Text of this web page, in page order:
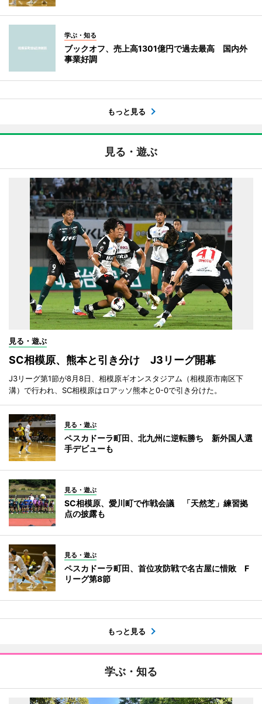
学ぶ・知る
ブックオフ、売上高1301億円で過去最高 国内外
事業好調
もっと見る
見る・遊ぶ
見る・遊ぶ
SC相模原、熊本と引き分け J3リーグ開幕
J3リーグ第1節が8月8日、相模原ギオンスタジアム（相模原市南区下
溝）で行われ、SC相模原はロアッソ熊本と0-0で引き分けた。
見る・遊ぶ
ペスカドーラ町田、北九州に逆転勝ち 新外国人選
手デビューも
見る・遊ぶ
SC相模原、愛川町で作戦会議 「天然芝」練習拠
点の披露も
見る・遊ぶ
ペスカドーラ町田、首位攻防戦で名古屋に惜敗 F
リーグ第8節
もっと見る
学ぶ・知る